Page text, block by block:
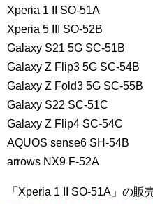
Xperia 1 II SO-51A
Xperia 5 III SO-52B
Galaxy S21 5G SC-51B
Galaxy Z Flip3 5G SC-54B
Galaxy Z Fold3 5G SC-55B
Galaxy S22 SC-51C
Galaxy Z Flip4 SC-54C
AQUOS sense6 SH-54B
arrows NX9 F-52A
「Xperia 1 II SO-51A」の販